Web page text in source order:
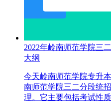
2022年岭南师范学院三
大纲
今天岭南师范学院专升
南师范学院三二分段统
理。它主要包括考试性